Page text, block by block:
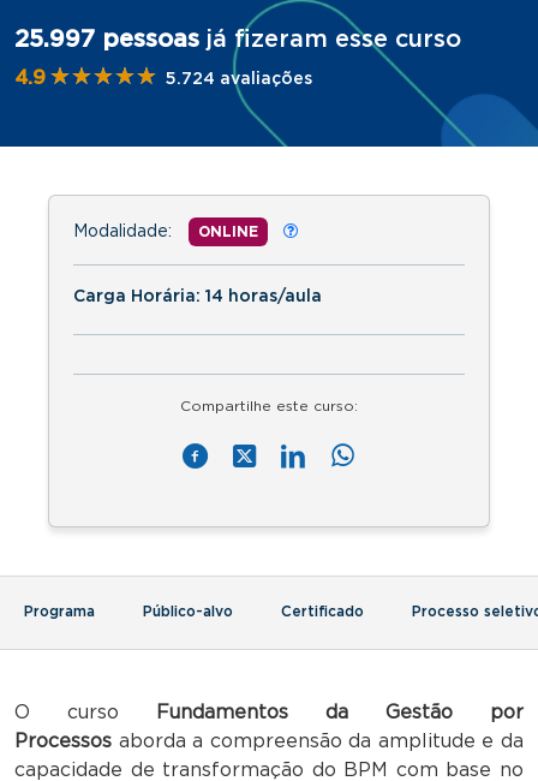
25.997 pessoas já fizeram esse curso
4.9 ★★★★★
★★★★★ 5.724 avaliações
Modalidade: ONLINE
Carga Horária: 14 horas/aula
Compartilhe este curso:
Programa Público-alvo Certificado Processo
O curso
Fundamentos da Gestão por
Processos aborda a compreensão da amplitude e da
capacidade de transformação do BPM com base no